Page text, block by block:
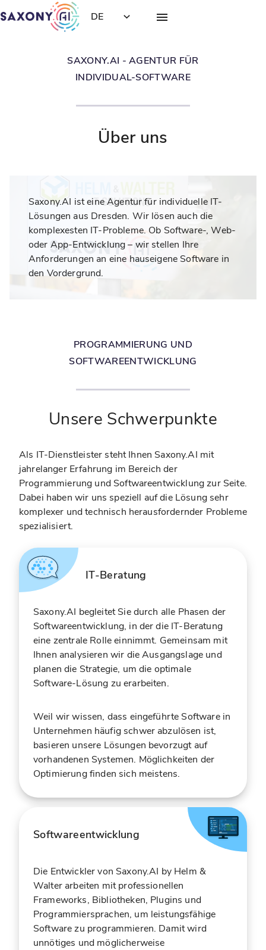
DE
Über uns
SAXONY.AI - AGENTUR FÜR
INDIVIDUAL-SOFTWARE
Saxony.AI ist eine Agentur für individuelle IT-
Lösungen aus Dresden. Wir lösen auch die
komplexesten IT-Probleme. Ob Software-, Web-
oder App-Entwicklung – wir stellen Ihre
Anforderungen an eine hauseigene Software in
den Vordergrund.
Unsere Schwerpunkte
PROGRAMMIERUNG UND
SOFTWAREENTWICKLUNG
Als IT-Dienstleister steht Ihnen Saxony.AI mit
jahrelanger Erfahrung im Bereich der
Programmierung und Softwareentwicklung zur Seite.
Dabei haben wir uns speziell auf die Lösung sehr
komplexer und technisch herausfordernder Probleme
spezialisiert.
IT-Beratung
Saxony.AI begleitet Sie durch alle Phasen der
Softwareentwicklung, in der die IT-Beratung
eine zentrale Rolle einnimmt. Gemeinsam mit
Ihnen analysieren wir die Ausgangslage und
planen die Strategie, um die optimale
Software-Lösung zu erarbeiten.
Weil wir wissen, dass eingeführte Software in
Unternehmen häufig schwer abzulösen ist,
basieren unsere Lösungen bevorzugt auf
vorhandenen Systemen. Möglichkeiten der
Optimierung finden sich meistens.
Softwareentwicklung
Die Entwickler von Saxony.AI by Helm &
Walter arbeiten mit professionellen
Frameworks, Bibliotheken, Plugins und
Programmiersprachen, um leistungsfähige
Software zu programmieren. Damit wird
unnötiges und möglicherweise